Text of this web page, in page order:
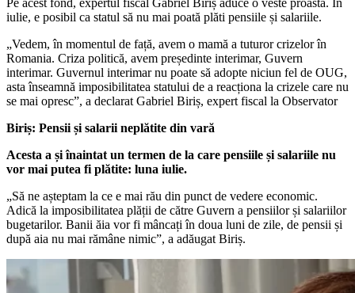
iulie, e posibil ca statul să nu mai poată plăti pensiile și salariile.
„Vedem, în momentul de față, avem o mamă a tuturor crizelor în
Romania. Criza politică, avem președinte interimar, Guvern
interimar. Guvernul interimar nu poate să adopte niciun fel de OUG,
asta înseamnă imposibilitatea statului de a reacționa la crizele care nu
se mai opresc”, a declarat Gabriel Biriș, expert fiscal la Observator
Biriș: Pensii și salarii neplătite din vară
Acesta a și înaintat un termen de la care pensiile și salariile nu
vor mai putea fi plătite: luna iulie.
„Să ne așteptam la ce e mai rău din punct de vedere economic.
Adică la imposibilitatea plății de către Guvern a pensiilor și salariilor
bugetarilor. Banii ăia vor fi mâncați în doua luni de zile, de pensii și
după aia nu mai rămâne nimic”, a adăugat Biriș.